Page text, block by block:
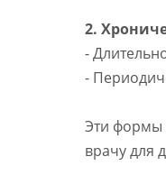
2.
-
-
Эти формы
врачу для